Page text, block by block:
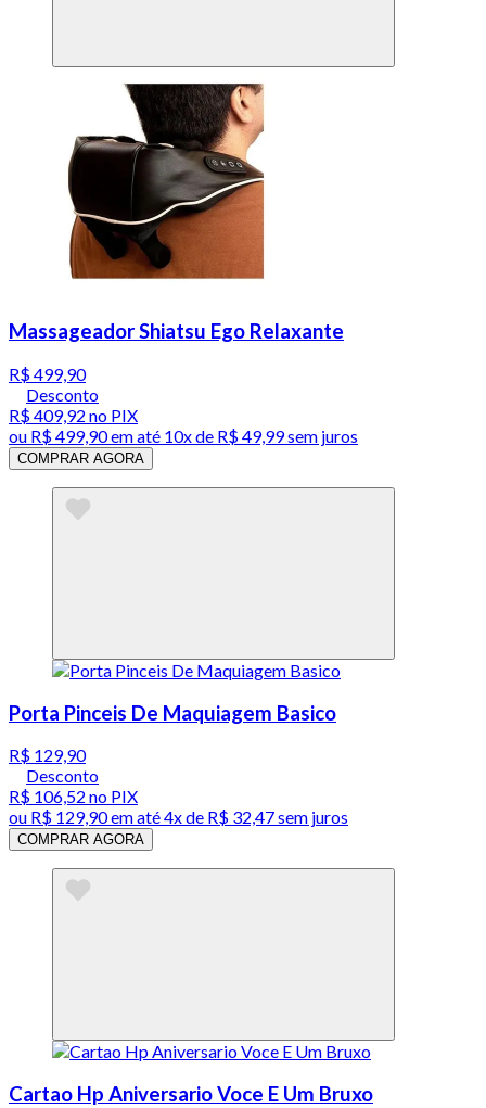
Massageador Shiatsu Ego Relaxante
R$ 499,90
Desconto
R$ 409,92 no PIX
ou R$ 499,90em até 10x de R$ 49,99 sem juros
COMPRAR AGORA
Porta Pinceis De Maquiagem Basico
R$ 129,90
Desconto
R$ 106,52 no PIX
ou R$ 129,90em até4x de R$ 32,47 sem juros
COMPRAR AGORA
Cartao Hp Aniversario Voce E Um Bruxo